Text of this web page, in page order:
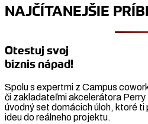
NAJČÍTANEJŠIE
Otestuj svoj
biznis nápad!
Spolu s expertmi z Campus
či zakladateľmi akcelerátora
úvodný set domácich úloh, ktoré
ideu do reálneho projektu.